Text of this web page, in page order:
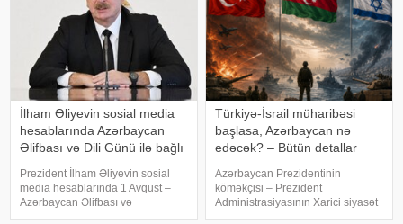
İlham Əliyevin sosial media
hesablarında Azərbaycan
Əlifbası və Dili Günü ilə bağlı
paylaşım
Prezident İlham Əliyevin sosial
media hesablarında 1 Avqust –
Azərbaycan Əlifbası və
Azərbaycan Dili Günü ilə bağlı
Türkiyə-İsrail müharibəsi
başlasa, Azərbaycan nə
edəcək? – Bütün detallar
Azərbaycan Prezidentinin
köməkçisi – Prezident
Administrasiyasının Xarici siyasət
məsələləri şöbəsinin müdiri